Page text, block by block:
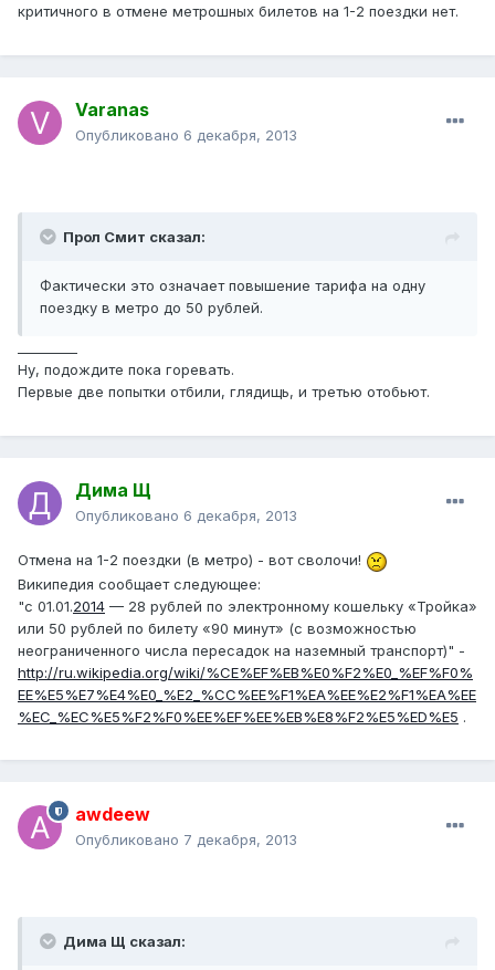
критичного в отмене метрошных билетов на 1-2 поездки нет.
Varanas
Опубликовано 6 декабря, 2013
Прол Смит сказал:
Фактически это означает повышение тарифа на одну
поездку в метро до 50 рублей.
Ну, подождите пока горевать.
Первые две попытки отбили, глядищь, и третью отобьют.
Дима Щ
Опубликовано 6 декабря, 2013
Отмена на 1-2 поездки (в метро) - вот сволочи!
Википедия сообщает следующее:
"с 01.01.2014 — 28 рублей по электронному кошельку «Тройка»
или 50 рублей по билету «90 минут» (с возможностью
неограниченного числа пересадок на наземный транспорт)" -
http://ru.wikipedia.org/wiki/%CE%EF%EB%E0%F2%E0_%EF%F0%
EE%E5%E7%E4%E0_%E2_%CC%EE%F1%EA%EE%E2%F1%EA%EE
%EC_%EC%E5%F2%F0%EE%EF%EE%EB%E8%F2%E5%ED%E5 .
awdeew
Опубликовано 7 декабря, 2013
Дима Щ сказал: